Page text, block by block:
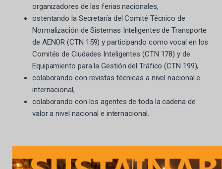
organizadores de las ferias nacionales,
ostentando la Secretaría del Comité Técnico de
Normalización de Sistemas Inteligentes de Transporte
de AENOR (CTN 159) y participando como vocal en los
Comités de Ciudades Inteligentes (CTN 178) y de
Equipamiento para la Gestión del Tráfico (CTN 199),
colaborando con revistas técnicas a nivel nacional e
internacional,
colaborando con los agentes de toda la cadena de
valor a nivel nacional e internacional.